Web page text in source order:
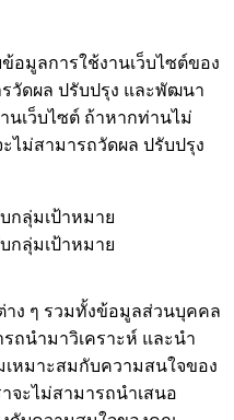
อมูลการใช้งานเว็บไซต์ของ
วัดผล ปรับปรุง และพัฒนา
เว็บไซต์ ถ้าหากท่านไม่
ไม่สามารถวัดผล ปรับปรุง
กลุ่มเป้าหมาย
กลุ่มเป้าหมาย
าง ๆ รวมทั้งข้อมูลส่วนบุคคล
ถนำมาวิเคราะห์ และนำ
เหมาะสมกับความสนใจของ
ะไม่สามารถนำเสนอ